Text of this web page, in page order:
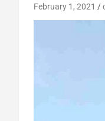
February 1, 2021